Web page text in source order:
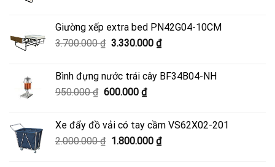
4.500.000 ₫.là:
4.050.000 ₫.
Giường xếp extra bed PN42G04-10CM
3.700.000₫ Giá
3.700.000 ₫.
3.330.000 ₫Giá
là:
Bình đựng nước trái cây BF34B04-NH
950.000₫ Giá
950.000 ₫.
600.000 ₫Giá
là:
600.000 ₫.
Xe đẩy đồ vải có tay cầm VS62X02-201
2.000.000₫ Giá
1.800.000 ₫Giá